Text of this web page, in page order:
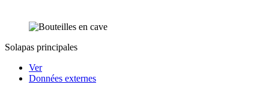
Solapas principales
Ver
Données externes